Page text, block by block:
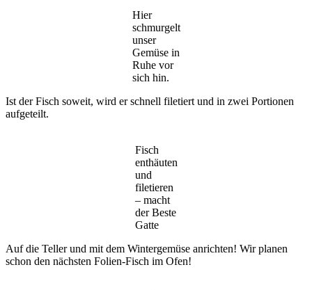
Hier
schmurgelt
unser
Gemüse in
Ruhe vor
sich hin.
Ist der Fisch soweit, wird er schnell filetiert und in zwei Portionen
aufgeteilt.
Fisch
enthäuten
und
filetieren
– macht
der Beste
Gatte
Auf die Teller und mit dem Wintergemüse anrichten! Wir planen
schon den nächsten Folien-Fisch im Ofen!